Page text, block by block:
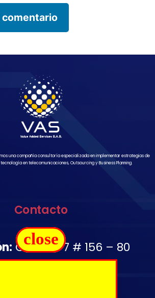
una compañía consultoría especializada en implementar estrategias de
en telecomunicaciones, Outsourcing y Business Planning.
Contacto
Carrera 7 # 156 – 80
close